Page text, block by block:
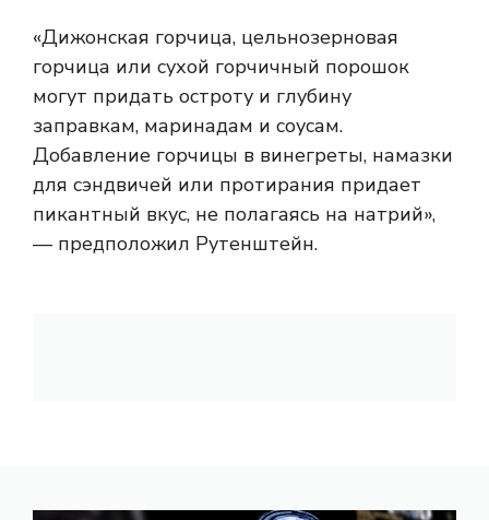
«Дижонская горчица, цельнозерновая
горчица или сухой горчичный порошок
могут придать остроту и глубину
заправкам, маринадам и соусам.
Добавление горчицы в винегреты, намазки
для сэндвичей или протирания придает
пикантный вкус, не полагаясь на натрий»,
— предположил Рутенштейн.